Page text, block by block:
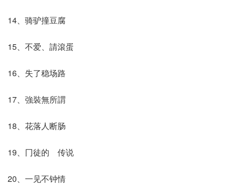
14、骑驴撞豆腐
15、不爱、請滾蛋
16、失了稳场路
17、強裝無所謂
18、花落人断肠
19、冂徒的ゞ传说
20、一见不钟情